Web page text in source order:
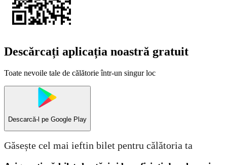
Descărcați aplicația noastră gratuit
Toate nevoile tale de călătorie într-un singur loc
Descarcă-l pe Google Play
Găsește cel mai ieftin bilet pentru călătoria ta